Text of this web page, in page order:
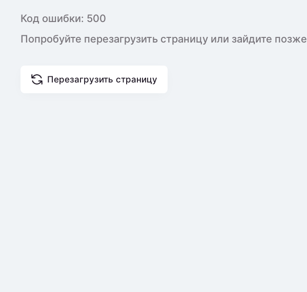
Код ошибки: 500
Попробуйте перезагрузить страницу или зайдите позже
Перезагрузить страницу